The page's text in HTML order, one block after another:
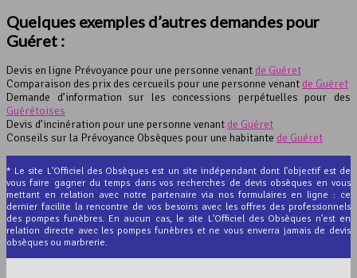
Quelques exemples d’autres demandes pour
Guéret :
Devis en ligne Prévoyance pour une personne venant de Guéret
Comparaison des prix des cercueils pour une personne venant de Guéret
Demande d’information sur les concessions perpétuelles pour des
Guérétoises
Devis d’incinération pour une personne venant de Guéret
Conseils sur la Prévoyance Obsèques pour une habitante de Guéret
* Le site L'Officiel des Obsèques est un site indépendant dont l'objectif est de
vous faire gagner du temps dans vos recherches de devis obsèques en vous
mettant en relation avec notre partenaire via nos formulaires en ligne : ce
dernier facilite la rencontre de vos besoins avec les offres des professionnels
des pompes funèbres. En aucun cas, le site L'Officiel des Obsèques n'est en
relation directe avec les pompes funèbres et ne vous enverra jamais de devis
obsèques ou marbrerie.